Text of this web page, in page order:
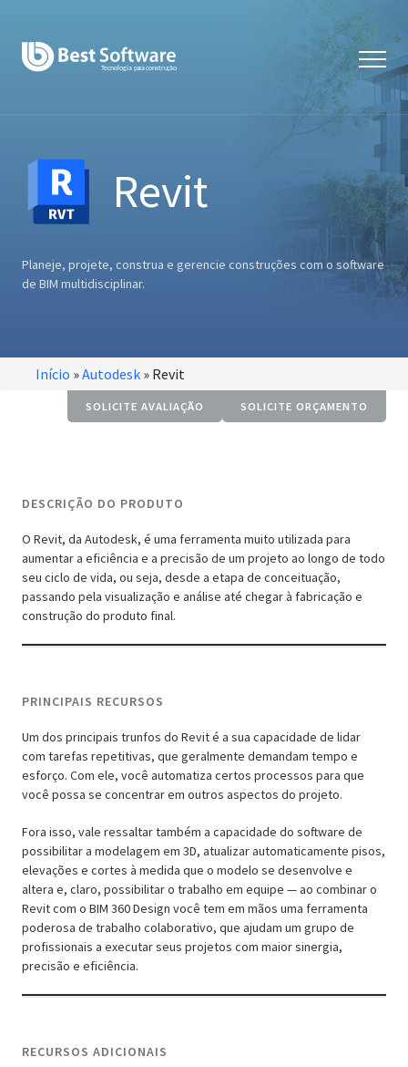
Revit
Planeje, projete, construa e gerencie construções com o software
de BIM multidisciplinar.
Início »Autodesk » Revit
SOLICITE AVALIAÇÃO SOLICITE ORÇAMENTO
DESCRIÇÃO DO PRODUTO
O Revit, da Autodesk, é uma ferramenta muito utilizada para
aumentar a eficiência e a precisão de um projeto ao longo de todo
seu ciclo de vida, ou seja, desde a etapa de conceituação,
passando pela visualização e análise até chegar à fabricação e
construção do produto final.
PRINCIPAIS RECURSOS
Um dos principais trunfos do Revit é a sua capacidade de lidar
com tarefas repetitivas, que geralmente demandam tempo e
esforço. Com ele, você automatiza certos processos para que
você possa se concentrar em outros aspectos do projeto.
Fora isso, vale ressaltar também a capacidade do software de
possibilitar a modelagem em 3D, atualizar automaticamente pisos,
elevações e cortes à medida que o modelo se desenvolve e
altera e, claro, possibilitar o trabalho em equipe — ao combinar o
Revit com o BIM 360 Design você tem em mãos uma ferramenta
poderosa de trabalho colaborativo, que ajudam um grupo de
profissionais a executar seus projetos com maior sinergia,
precisão e eficiência.
RECURSOS ADICIONAIS